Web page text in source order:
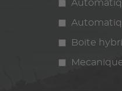
Boite